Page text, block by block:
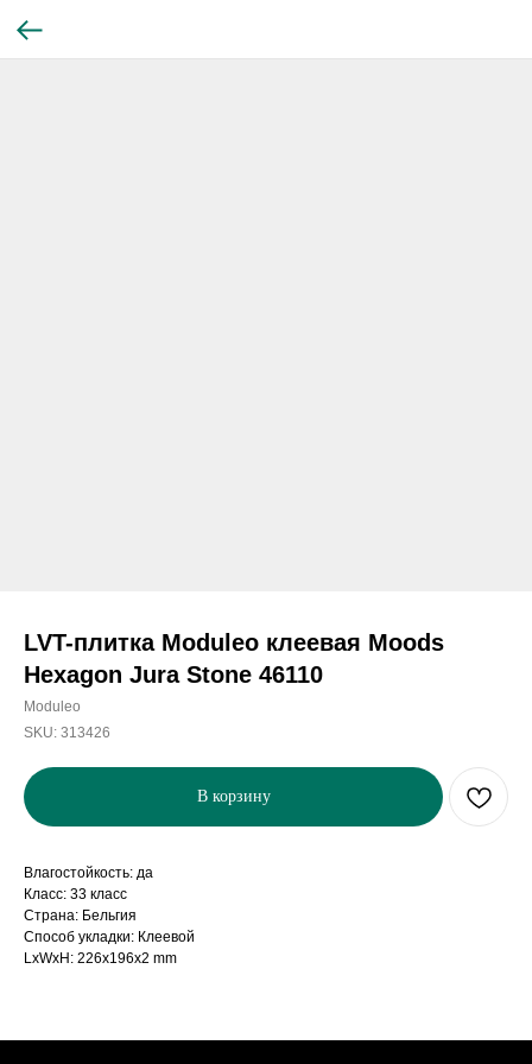
LVT-плитка Moduleo клеевая Moods
Hexagon Jura Stone 46110
Moduleo
SKU: 313426
В корзину
Влагостойкость: да
Класс: 33 класс
Страна: Бельгия
Способ укладки: Клеевой
LxWxH: 226x196x2 mm